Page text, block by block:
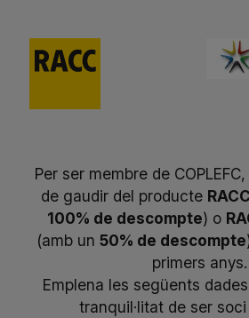
contenido
Per ser membre de
de gaudir del producte
100% de descompte) o
(amb un 50% de descompte
primers anys.
Emplena les següents
tranquil·litat de ser soci